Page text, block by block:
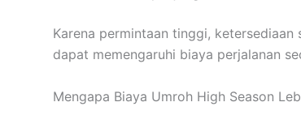
Karena permintaan tinggi,
dapat memengaruhi biaya perjalanan
Mengapa Biaya Umroh High Season